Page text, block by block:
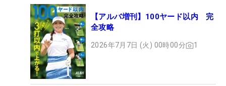
【アルバ増刊】100ヤード以内 完
全攻略
2026年7月7日 (火) 00時00分 1